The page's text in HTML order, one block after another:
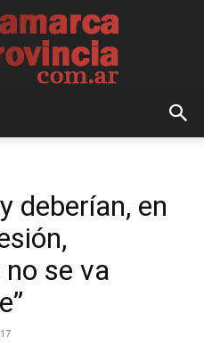
Provincia
deberían, en
se va